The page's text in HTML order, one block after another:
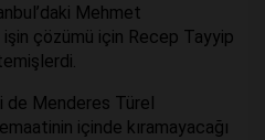
Mehmet
işin çözümü için Recep Tayyip
de Menderes Türel
içinde kıramayacağı